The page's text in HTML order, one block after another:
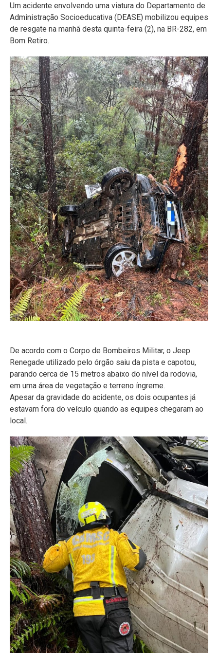
Um acidente envolvendo uma viatura do Departamento de
Administração Socioeducativa (DEASE) mobilizou equipes
de resgate na manhã desta quinta-feira (2), na BR-282, em
Bom Retiro.
De acordo com o Corpo de Bombeiros Militar, o Jeep
Renegade utilizado pelo órgão saiu da pista e capotou,
parando cerca de 15 metros abaixo do nível da rodovia,
em uma área de vegetação e terreno íngreme.
Apesar da gravidade do acidente, os dois ocupantes já
estavam fora do veículo quando as equipes chegaram ao
local.